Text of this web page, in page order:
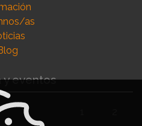
as
y eventos